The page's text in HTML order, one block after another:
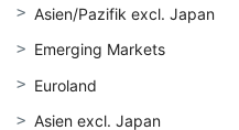
Asien/Pazifik excl. Japan
Emerging Markets
Euroland
Asien excl. Japan